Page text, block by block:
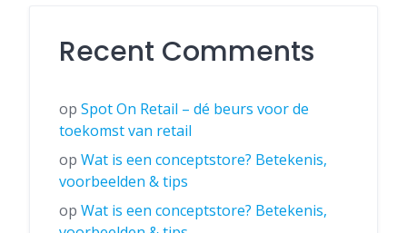
Recent Comments
op Spot On Retail – dé beurs voor de
toekomst van retail
op Wat is een conceptstore? Betekenis,
voorbeelden & tips
op Wat is een conceptstore? Betekenis,